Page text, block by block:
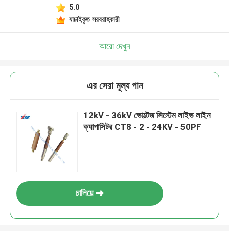
5.0
যাচাইকৃত সরবরাহকারী
আরো দেখুন
এর সেরা মূল্য পান
12kV - 36kV ভোল্টেজ সিস্টেম লাইভ লাইন
ক্যাপাসিটর CT8 - 2 - 24KV - 50PF
চালিয়ে